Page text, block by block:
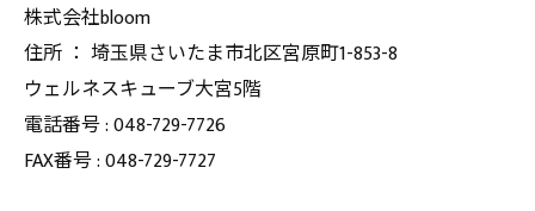
株式会社bloom
住所 ： 埼玉県さいたま市北区宮原町1-853-8
ウェルネスキューブ大宮5階
電話番号 : 048-729-7726
FAX番号 : 048-729-7727